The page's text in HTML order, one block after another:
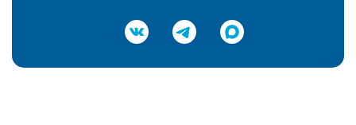
Подтвердить e-mail